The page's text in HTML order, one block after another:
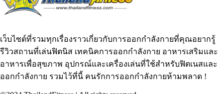
เว็บไซต์ที่รวมทุกเรื่องราวเกี่ยวกับการออกกำลังกายที่คุณอยากรู้
รีวิวสถานที่เล่นฟิตนิส เทคนิคการออกกำลังกาย อาหารเสริมและ
อาหารเพื่อสุขภาพ อุปกรณ์และเครื่องเล่นที่ใช้สำหรับฟิตเนสและ
ออกกำลังกาย รวมไว้ที่นี้ คนรักการออกกำลังกายห้ามพลาด !